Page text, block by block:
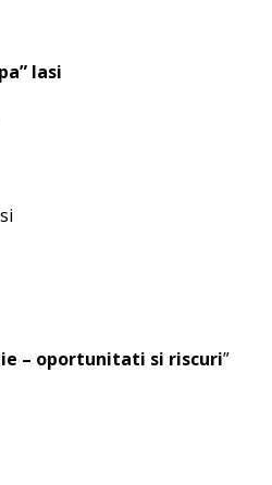
Iasi
– oportunitati si riscuri”